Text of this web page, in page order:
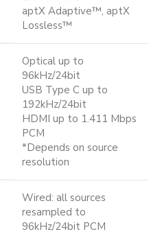
aptX Adaptive™, aptX
Lossless™
Optical up to
96kHz/24bit
USB Type C up to
192kHz/24bit
HDMI up to 1.411 Mbps
PCM
*Depends on source
resolution
Wired: all sources
resampled to
96kHz/24bit PCM